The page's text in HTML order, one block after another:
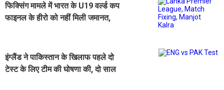
फिक्सिंग मामले में भारत के U19 वर्ल्ड कप
फाइनल के हीरो को नहीं मिली जमानत,
इंग्लैंड ने पाकिस्तान के खिलाफ पहले दो
टेस्ट के लिए टीम की घोषणा की, दो साल